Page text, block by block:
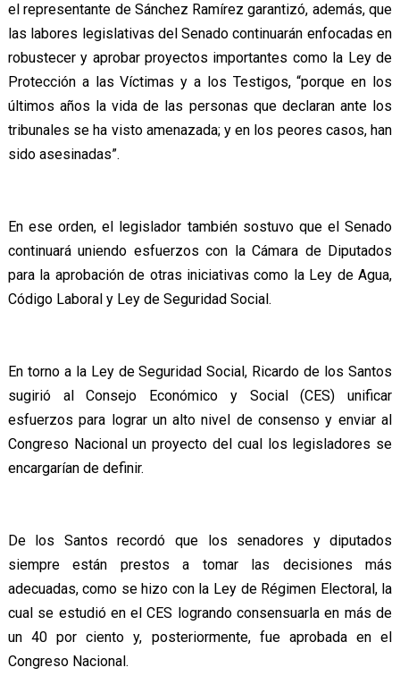
el representante de Sánchez Ramírez garantizó, además, que
las labores legislativas del Senado continuarán enfocadas en
robustecer y aprobar proyectos importantes como la Ley de
Protección a las Víctimas y a los Testigos, “porque en los
últimos años la vida de las personas que declaran ante los
tribunales se ha visto amenazada; y en los peores casos, han
sido asesinadas”.
En ese orden, el legislador también sostuvo que el Senado
continuará uniendo esfuerzos con la Cámara de Diputados
para la aprobación de otras iniciativas como la Ley de Agua,
Código Laboral y Ley de Seguridad Social.
En torno a la Ley de Seguridad Social, Ricardo de los Santos
sugirió al Consejo Económico y Social (CES) unificar
esfuerzos para lograr un alto nivel de consenso y enviar al
Congreso Nacional un proyecto del cual los legisladores se
encargarían de definir.
De los Santos recordó que los senadores y diputados
siempre están prestos a tomar las decisiones más
adecuadas, como se hizo con la Ley de Régimen Electoral, la
cual se estudió en el CES logrando consensuarla en más de
un 40 por ciento y, posteriormente, fue aprobada en el
Congreso Nacional.